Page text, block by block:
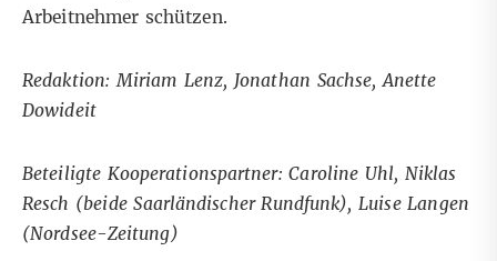
Arbeitnehmer schützen.
Redaktion: Miriam Lenz, Jonathan Sachse, Anette
Dowideit
Beteiligte Kooperationspartner: Caroline Uhl, Niklas
Resch (beide Saarländischer Rundfunk), Luise Langen
(Nordsee-Zeitung)